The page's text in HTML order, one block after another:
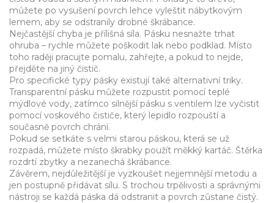
můžete po vysušení povrch lehce vyleštit nábytkovým
lemem, aby se odstranily drobné škrábance.
Nejčastější chyba je přílišná síla. Pásku nesnažte trhat
ohruba – rychle můžete poškodit lak nebo podklad. Místo
toho raději pracujte pomalu, zahřejte, a pokud to nejde,
přejděte na jiný čistič.
Pro specifické typy pásky existují také alternativní triky.
Transparentní pásku můžete rozpustit pomocí teplé
mýdlové vody, zatímco silnější pásku s ventilem lze vyčistit
pomocí voskového čističe, který lepidlo rozpouští a
současně povrch chrání.
Pokud se setkáte s velmi starou páskou, která se už
rozpadá, můžete místo škrabky použít měkký kartáč. Štěrka
rozdrtí zbytky a nezanechá škrábance.
Závěrem, nejdůležitější je vyzkoušet nejjemnější metodu a
jen postupně přidávat sílu. S trochou trpělivosti a správnými
nástroji se každá páska dá odstranit a povrch zůstane čistý.